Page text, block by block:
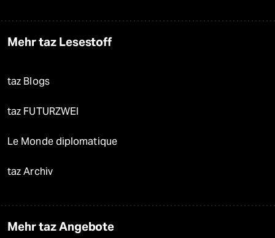
Mehr taz Lesestoff
taz Blogs
taz FUTURZWEI
Le Monde diplomatique
taz Archiv
Mehr taz Angebote